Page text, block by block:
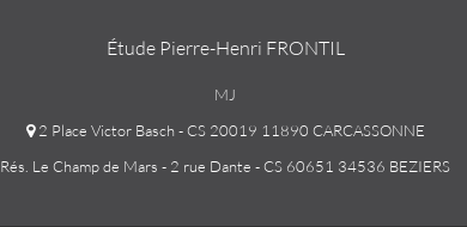
Étude Pierre-Henri FRONTIL
MJ
2 Place Victor Basch - CS 20019 11890 CARCASSONNE
Rés. Le Champ de Mars - 2 rue Dante - CS 60651 34536 BEZIERS